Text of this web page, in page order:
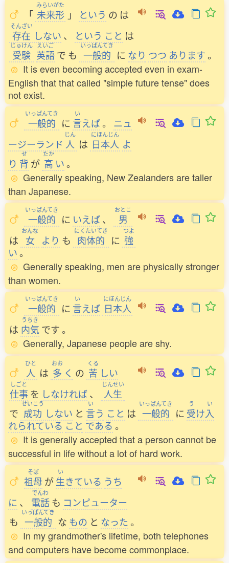
「
みらいがた
未来形 」 という の は
そんざい
存在 しない 、 という こと は
じゅけん
受験
えいご
英語 で も
いっぱんてき
一般的 に なり つつ あります。
It is even becoming accepted even in exam-
English that that called "simple future tense" does
not exist.
いっぱんてき
一般的 に
い
言えば。
ニュ
ージーランド
じん
人 は
にほんじん
日本人 よ
り
せ
背 が
たか
高 い。
Generally speaking, New Zealanders are taller
than Japanese.
いっぱんてき
一般的 に いえば、
おとこ
男
は
おんな
女 より も
にくたいてき
肉体的 に
つよ
強
い。
Generally speaking, men are physically stronger
than women.
いっぱんてき
一般的 に
い
言えば
にほんじん
日本人
は
うちき
内気 です。
Generally, Japanese people are shy.
ひと
人 は
おお
多 く の
くる
苦 しい
しごと
仕事 を しなければ、
じんせい
人生
で
せいこう
成功 しない と
い
言う こと は
いっぱんてき
一般的 に
う
受け
い
入
れられている こと である 。
It is generally accepted that a person cannot be
successful in life without a lot of hard work.
そぼ
祖母が
い
生きている うち
に 、
でんわ
電話 も コンピューター
も
いっぱんてき
一般的 な もの と なった。
In my grandmother's lifetime, both telephones
and computers have become commonplace.